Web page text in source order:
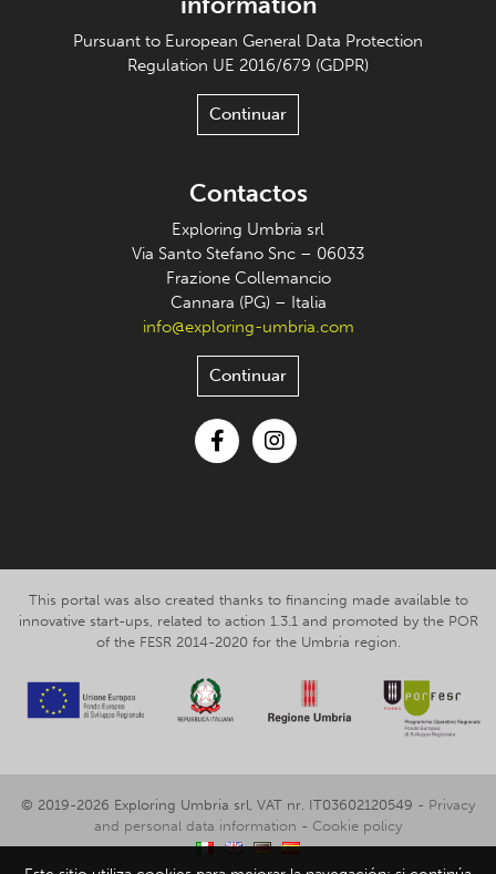
Pursuant to European General Data Protection
Regulation UE 2016/679 (GDPR)
Continuar
Contactos
Exploring Umbria srl
Via Santo Stefano Snc – 06033
Frazione Collemancio
Cannara (PG) – Italia
info@exploring-umbria.com
Continuar
This portal was also created thanks to financing made available to
innovative start-ups, related to action 1.3.1 and promoted by the POR
of the FESR 2014-2020 for the Umbria region.
© 2019-2026 Exploring Umbria srl, VAT nr. IT03602120549 - Privacy
and personal data information - Cookie policy